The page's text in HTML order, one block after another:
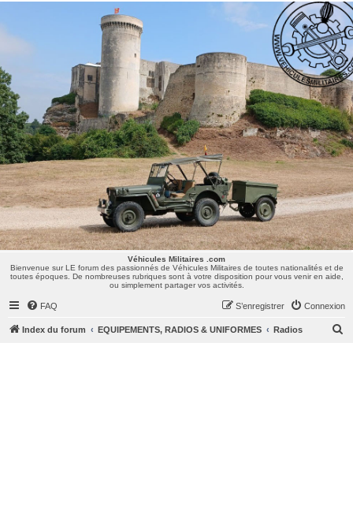
Véhicules Militaires .com
Bienvenue sur LE forum des passionnés de Véhicules Militaires de toutes nationalités et de
toutes époques. De nombreuses rubriques sont à votre disposition pour vous venir en aide,
ou simplement partager vos activités.
Véhicules Militaires .com
Bienvenue sur LE forum des passionnés de Véhicules Militaires de toutes nationalités et de
toutes époques. De nombreuses rubriques sont à votre disposition pour vous venir en aide,
ou simplement partager vos activités.
FAQ Connexion
S’enregistrer
Index du forum EQUIPEMENTS, RADIOS & UNIFORMES Radios